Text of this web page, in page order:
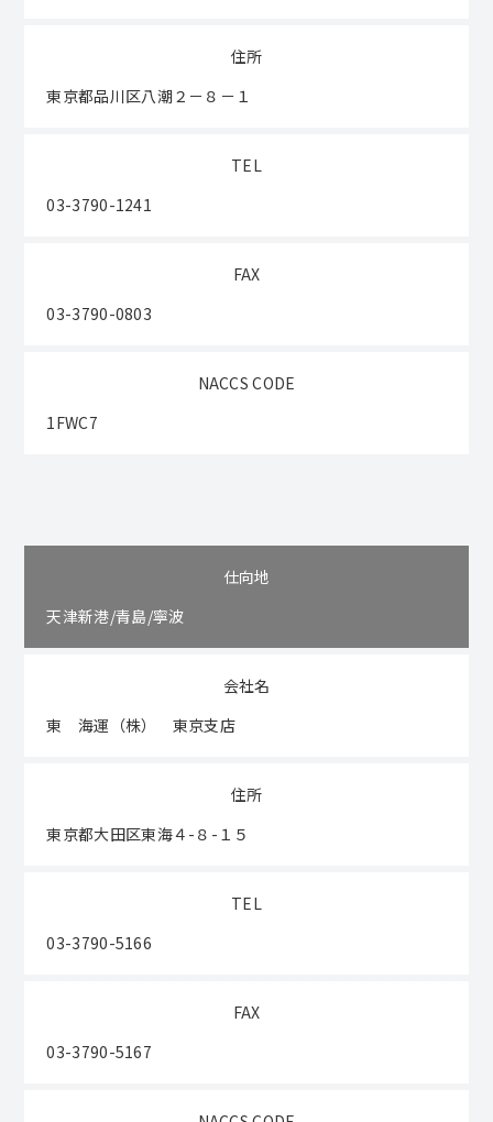
住所
東京都品川区八潮２－８－１
TEL
03-3790-1241
FAX
03-3790-0803
NACCS CODE
1FWC7
仕向地
天津新港/青島/寧波
会社名
東 海運（株） 東京支店
住所
東京都大田区東海４-８-１５
TEL
03-3790-5166
FAX
03-3790-5167